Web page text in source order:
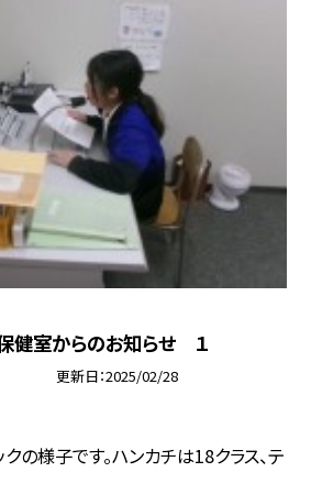
健室からのお知らせ １
更新日 2025/02/28
の様子です。ハンカチは18クラス、テ